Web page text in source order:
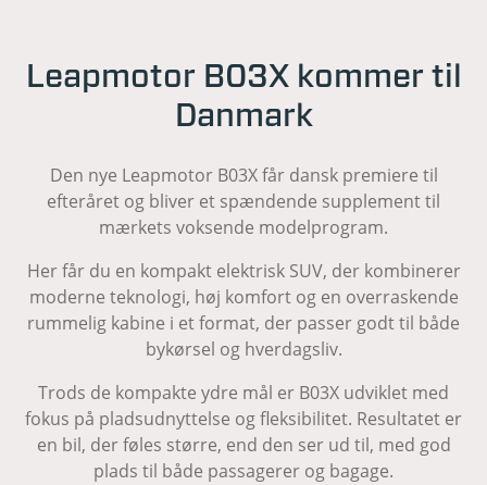
Leapmotor B03X kommer til
Danmark
Den nye Leapmotor B03X får dansk premiere til
efteråret og bliver et spændende supplement til
mærkets voksende modelprogram.
Her får du en kompakt elektrisk SUV, der kombinerer
moderne teknologi, høj komfort og en overraskende
rummelig kabine i et format, der passer godt til både
bykørsel og hverdagsliv.
Trods de kompakte ydre mål er B03X udviklet med
fokus på pladsudnyttelse og fleksibilitet. Resultatet er
en bil, der føles større, end den ser ud til, med god
plads til både passagerer og bagage.